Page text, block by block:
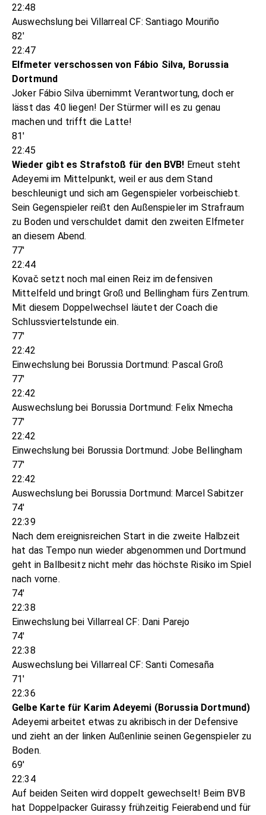
22:48
Auswechslung bei Villarreal CF: Santiago Mouriño
82'
22:47
Elfmeter verschossen von Fábio Silva, Borussia
Dortmund
Joker Fábio Silva übernimmt Verantwortung, doch er
lässt das 4:0 liegen! Der Stürmer will es zu genau
machen und trifft die Latte!
81'
22:45
Wieder gibt es Strafstoß für den BVB! Erneut steht
Adeyemi im Mittelpunkt, weil er aus dem Stand
beschleunigt und sich am Gegenspieler vorbeischiebt.
Sein Gegenspieler reißt den Außenspieler im Strafraum
zu Boden und verschuldet damit den zweiten Elfmeter
an diesem Abend.
77'
22:44
Kovač setzt noch mal einen Reiz im defensiven
Mittelfeld und bringt Groß und Bellingham fürs Zentrum.
Mit diesem Doppelwechsel läutet der Coach die
Schlussviertelstunde ein.
77'
22:42
Einwechslung bei Borussia Dortmund: Pascal Groß
77'
22:42
Auswechslung bei Borussia Dortmund: Felix Nmecha
77'
22:42
Einwechslung bei Borussia Dortmund: Jobe Bellingham
77'
22:42
Auswechslung bei Borussia Dortmund: Marcel Sabitzer
74'
22:39
Nach dem ereignisreichen Start in die zweite Halbzeit
hat das Tempo nun wieder abgenommen und Dortmund
geht in Ballbesitz nicht mehr das höchste Risiko im Spiel
nach vorne.
74'
22:38
Einwechslung bei Villarreal CF: Dani Parejo
74'
22:38
Auswechslung bei Villarreal CF: Santi Comesaña
71'
22:36
Gelbe Karte für Karim Adeyemi (Borussia Dortmund)
Adeyemi arbeitet etwas zu akribisch in der Defensive
und zieht an der linken Außenlinie seinen Gegenspieler zu
Boden.
69'
22:34
Auf beiden Seiten wird doppelt gewechselt! Beim BVB
hat Doppelpacker Guirassy frühzeitig Feierabend und für